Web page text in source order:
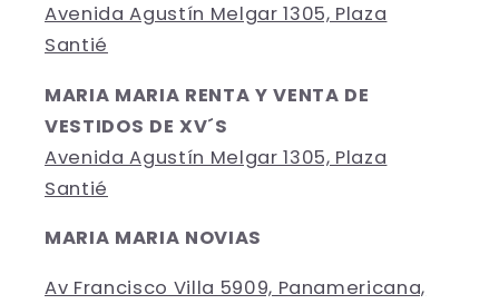
Avenida Agustín Melgar 1305, Plaza
Santié
MARIA MARIA RENTA Y VENTA DE
VESTIDOS DE XV´S
Avenida Agustín Melgar 1305, Plaza
Santié
MARIA MARIA NOVIAS
Av Francisco Villa 5909, Panamericana,